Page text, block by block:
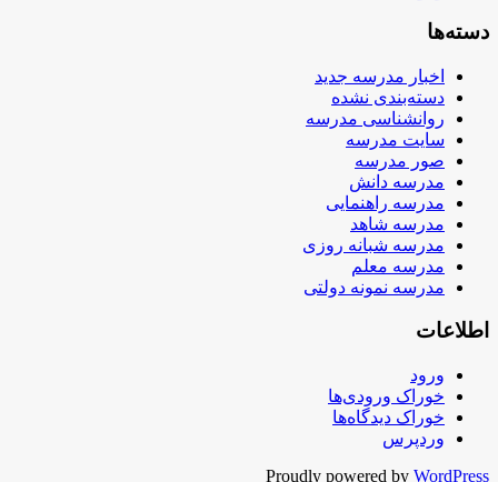
دسته‌ها
اخبار مدرسه جدید
دسته‌بندی نشده
روانشناسی مدرسه
سایت مدرسه
صور مدرسه
مدرسه دانش
مدرسه راهنمایی
مدرسه شاهد
مدرسه شبانه روزی
مدرسه معلم
مدرسه نمونه دولتی
اطلاعات
ورود
خوراک ورودی‌ها
خوراک دیدگاه‌ها
وردپرس
Proudly powered by WordPress